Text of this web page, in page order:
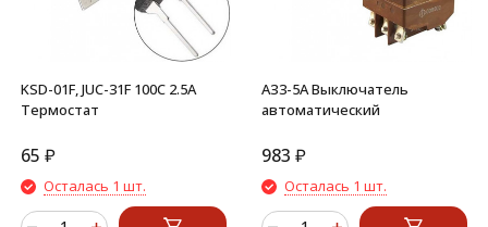
KSD-01F, JUC-31F 100C 2.5A
Термостат
65 ₽
Осталась 1 шт.
АЗ3-5А Выключатель
автоматический
983 ₽
Осталась 1 шт.